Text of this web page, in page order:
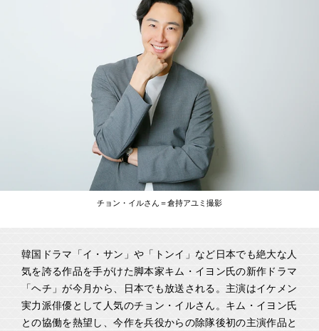
チョン・イルさん＝倉持アユミ撮影
韓国ドラマ「イ・サン」や「トンイ」など日本でも絶大な人
気を誇る作品を手がけた脚本家キム・イヨン氏の新作ドラマ
「ヘチ」が今月から、日本でも放送される。主演はイケメン
実力派俳優として人気のチョン・イルさん。キム・イヨン氏
との協働を熱望し、今作を兵役からの除隊後初の主演作品と